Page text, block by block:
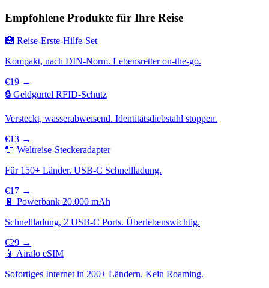
Empfohlene Produkte für Ihre Reise
🏥 Reise-Erste-Hilfe-Set
Kompakt, nach DIN-Norm. Lebensretter on-the-go.
€19 →
🔒 Geldgürtel RFID-Schutz
Versteckt, wasserabweisend. Identitätsdiebstahl stoppen.
€13 →
🔌 Weltreise-Steckeradapter
Für 150+ Länder. USB-C Schnellladung.
€17 →
🔋 Powerbank 20.000 mAh
Schnellladung, 2 USB-C Ports. Überlebenswichtig.
€29 →
📱 Airalo eSIM
Sofortiges Internet in 200+ Ländern. Kein Roaming.